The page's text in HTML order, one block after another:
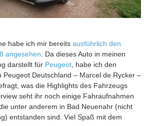
habe ich mir bereits ausführlich den
angesehen . Da dieses Auto in meinen
darstellt für Peugeot , habe ich den
Peugeot Deutschland – Marcel de Rycker –
was die Highlights des Fahrzeugs
seht ihr noch einige Fahraufnahmen
unter anderem in Bad Neuenahr (nicht
entstanden sind. Viel Spaß mit dem